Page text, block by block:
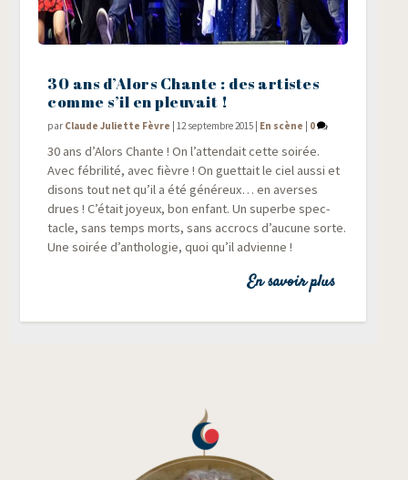
30 ans d’Alors Chante : des artistes
comme s’il en pleuvait !
par Claude Juliette Fèvre |12 septembre 2015 En scène 0
30 ans d’A­lors Chante ! On l’attendait cette soi­rée.
Avec fébri­li­té, avec fièvre ! On guet­tait le ciel aus­si et
disons tout net qu’il a été géné­reux… en averses
drues ! C’était joyeux, bon enfant. Un superbe spec­
tacle, sans temps morts, sans accrocs d’aucune sorte.
Une soi­rée d’anthologie, quoi qu’il advienne !
En savoir plus